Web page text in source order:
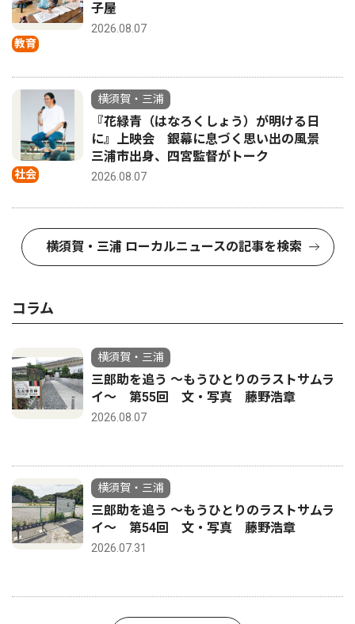
教育
子屋
2026.08.07
社会
横須賀・三浦
『花緑青（はなろくしょう）が明ける日
に』上映会 銀幕に息づく思い出の風景
三浦市出身、四宮監督がトーク
2026.08.07
横須賀・三浦 ローカルニュースの記事を検索
コラム
横須賀・三浦
三郎助を追う 〜もうひとりのラストサムラ
イ〜 第55回 文・写真 藤野浩章
2026.08.07
横須賀・三浦
三郎助を追う 〜もうひとりのラストサムラ
イ〜 第54回 文・写真 藤野浩章
2026.07.31